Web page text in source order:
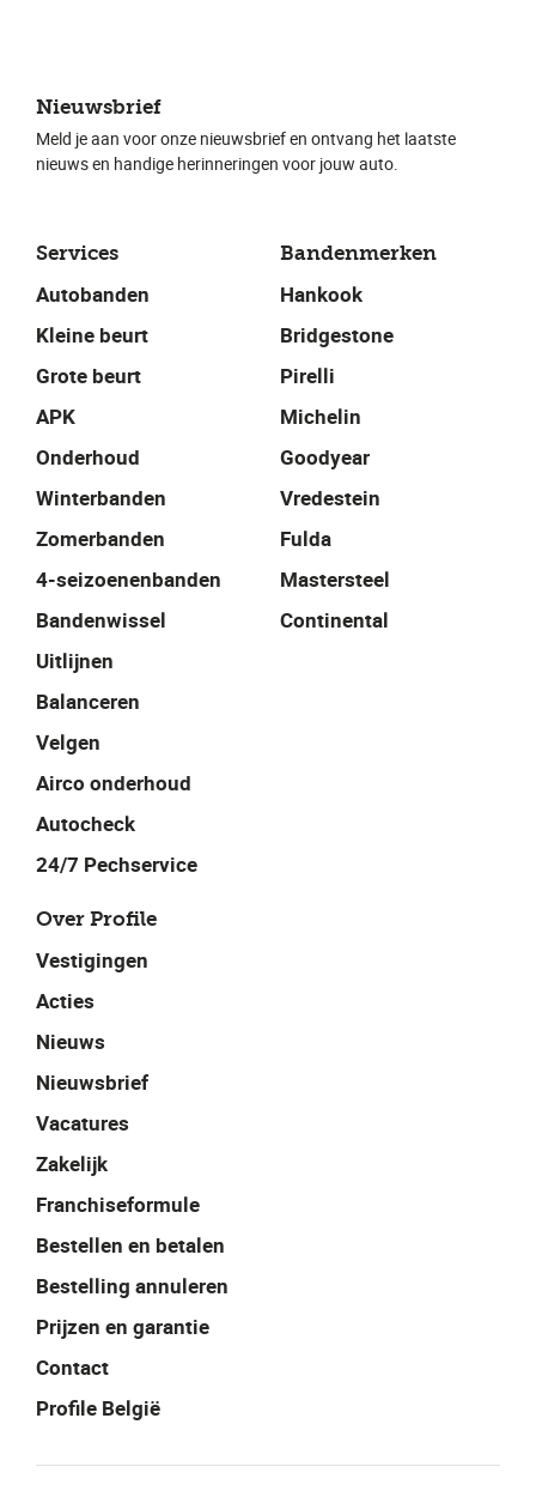
Services
Autobanden
Kleine beurt
Grote beurt
APK
Onderhoud
Winterbanden
Zomerbanden
4-seizoenenbanden
Bandenwissel
Uitlijnen
Balanceren
Velgen
Airco onderhoud
Autocheck
24/7 Pechservice
Bandenmerken
Hankook
Bridgestone
Pirelli
Michelin
Goodyear
Vredestein
Fulda
Mastersteel
Continental
Over Profile
Vestigingen
Acties
Nieuws
Nieuwsbrief
Vacatures
Zakelijk
Franchiseformule
Bestellen en betalen
Bestelling annuleren
Prijzen en garantie
Contact
Profile België
Nieuwsbrief
Meld je aan voor onze nieuwsbrief en ontvang het laatste
nieuws en handige herinneringen voor jouw auto.